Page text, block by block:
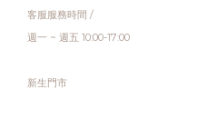
客服服務時間 /
週一 ~ 週五 10:00-17:00
新生門市